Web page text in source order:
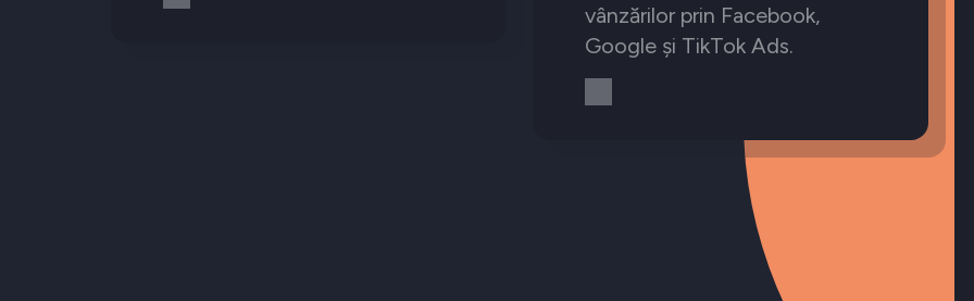
vânzărilor prin Facebook,
Google și TikTok Ads.